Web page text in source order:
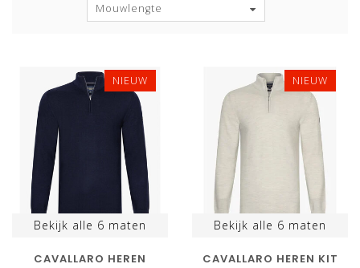
Mouwlengte
NIEUW
Bekijk alle 6 maten
CAVALLARO HEREN
NIEUW
Bekijk alle 6 maten
CAVALLARO HEREN KIT